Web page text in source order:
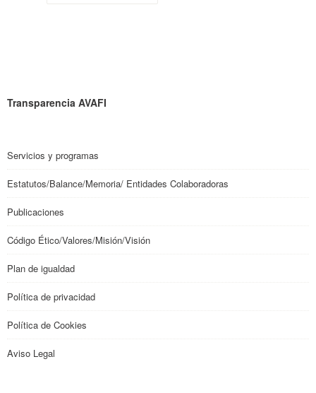
Transparencia AVAFI
Servicios y programas
Estatutos/Balance/Memoria/ Entidades Colaboradoras
Publicaciones
Código Ético/Valores/Misión/Visión
Plan de igualdad
Política de privacidad
Política de Cookies
Aviso Legal